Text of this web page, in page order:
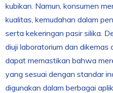
kubikan. Namun, konsumen
kualitas, kemudahan dalam
serta kekeringan pasir silika.
diuji laboratorium dan dikemas
dapat memastikan bahwa
yang sesuai dengan standar
digunakan dalam berbagai